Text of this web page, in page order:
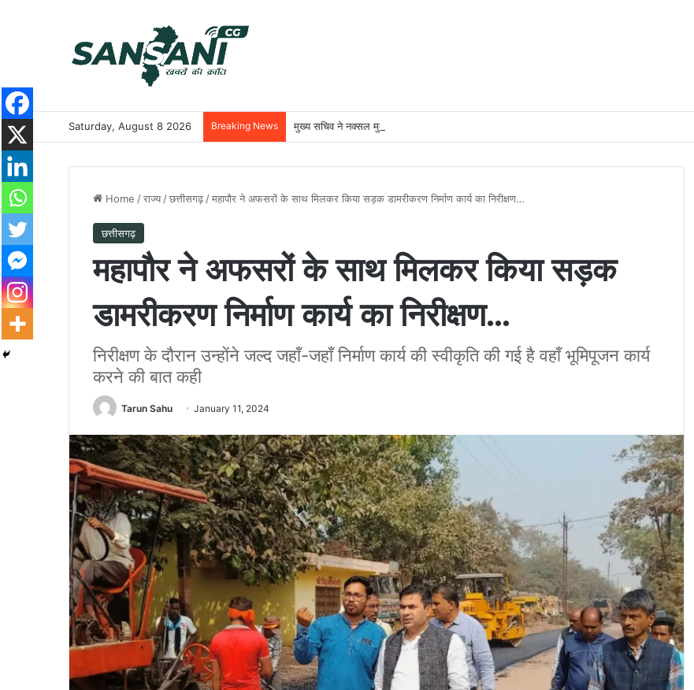
Saturday, August 8 2026 Breaking News मुख्य सचिव ने नक्सल मुक्त क्षेत्रों में अधोसंरचना विकास और बुनियादी सुविधाओं को प्राथमिकता देने के दिए निर्देश
Home /राज्य /छत्तीसगढ़ /महापौर ने अफसरों के साथ मिलकर किया सड़क डामरीकरण निर्माण कार्य का निरीक्षण…
छत्तीसगढ़
महापौर ने अफसरों के साथ मिलकर किया सड़क
डामरीकरण निर्माण कार्य का निरीक्षण…
निरीक्षण के दौरान उन्होंने जल्द जहाँ-जहाँ निर्माण कार्य की स्वीकृति की गई है वहाँ भूमिपूजन कार्य
करने की बात कही
Tarun Sahu January 11, 2024